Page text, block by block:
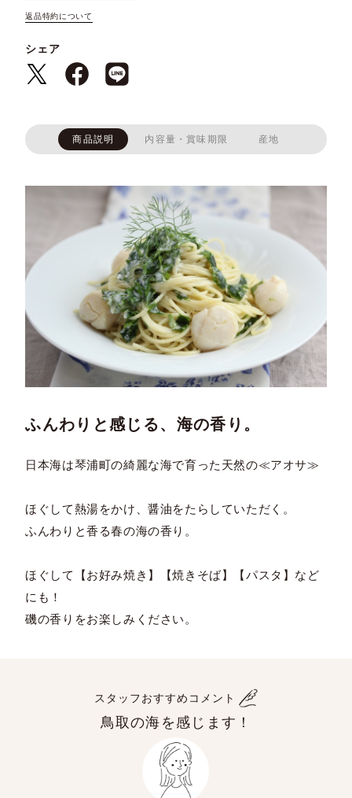
返品特約について
シェア
商品説明 内容量・賞味期限 産地
ふんわりと感じる、海の香り。
日本海は琴浦町の綺麗な海で育った天然の≪アオサ≫
ほぐして熱湯をかけ、醤油をたらしていただく。
ふんわりと香る春の海の香り。
ほぐして【お好み焼き】【焼きそば】【パスタ】など
にも！
磯の香りをお楽しみください。
スタッフおすすめコメント
鳥取の海を感じます！